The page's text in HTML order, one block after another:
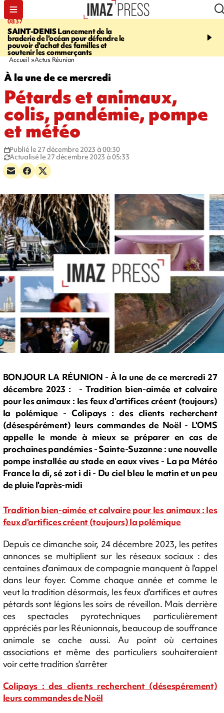
08:37
SAINT-DENISLancement de la
braderie de l'océan pour défendre le
pouvoir d'achat des familles et
soutenir les commerçants
10:44
dragons paradent
Accueil Actus Réunion
À la une de ce mercredi
Pétards et animaux,
colis, pandémie, pompe
et météo
Publié le 27 décembre 2023 à 00:30
Actualisé le 27 décembre 2023 à 05:33
BONJOUR LA RÉUNION - À la une de ce mercredi 27
décembre 2023 : - Tradition bien-aimée et calvaire
pour les animaux : les feux d'artifices créent (toujours)
la polémique - Colipays : des clients recherchent
(désespérément) leurs commandes de Noël - L'OMS
appelle le monde à mieux se préparer en cas de
prochaines pandémies - Sainte-Suzanne : une nouvelle
pompe installée au stade en eaux vives - La pa Météo
France la di, sé zot i di - Du ciel bleu le matin et un peu
de pluie l'après-midi
Tradition bien-aimée et calvaire pour les animaux : les
feux d'artifices créent (toujours) la polémique
Depuis ce dimanche soir, 24 décembre 2023, les petites
annonces se multiplient sur les réseaux sociaux : des
centaines d'animaux de compagnie manquent à l'appel
dans leur foyer. Comme chaque année et comme le
veut la tradition désormais, les feux d'artifices et autres
pétards sont légions les soirs de réveillon. Mais derrière
ces spectacles pyrotechniques particulièrement
appréciés par les Réunionnais, beaucoup de souffrance
animale se cache aussi. Au point où certaines
associations et même des particuliers souhaiteraient
voir cette tradition s'arrêter
Colipays : des clients recherchent (désespérement)
leurs commandes de Noël